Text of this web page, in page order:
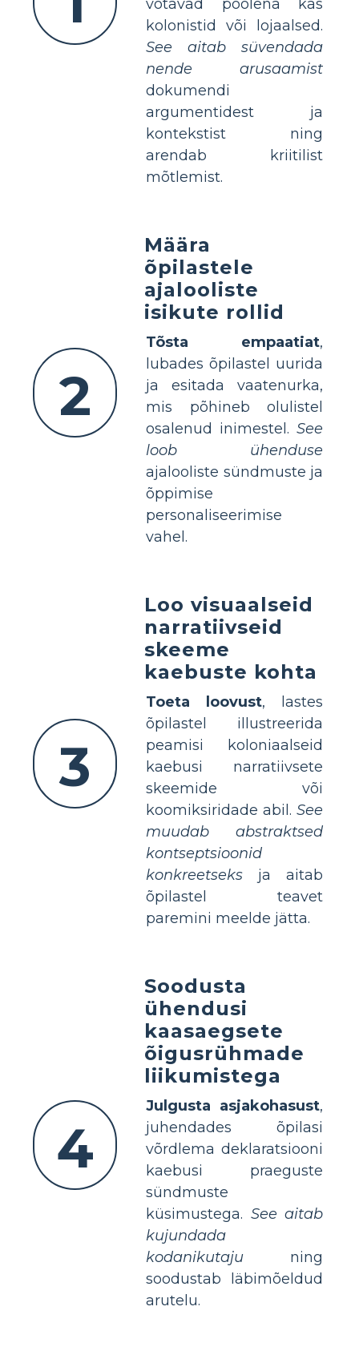
võtavad poolena kas
kolonistid või lojaalsed.
See aitab süvendada
nende arusaamist
dokumendi
argumentidest ja
kontekstist ning
arendab kriitilist
mõtlemist.
2
Määra
õpilastele
ajalooliste
isikute rollid
Tõsta empaatiat,
lubades õpilastel uurida
ja esitada vaatenurka,
mis põhineb olulistel
osalenud inimestel. See
loob ühenduse
ajalooliste sündmuste ja
õppimise
personaliseerimise
vahel.
3
Loo visuaalseid
narratiivseid
skeeme
kaebuste kohta
Toeta loovust, lastes
õpilastel illustreerida
peamisi koloniaalseid
kaebusi narratiivsete
skeemide või
koomiksiridade abil. See
muudab abstraktsed
kontseptsioonid
konkreetseks ja aitab
õpilastel teavet
paremini meelde jätta.
4
Soodusta
ühendusi
kaasaegsete
õigusrühmade
liikumistega
Julgusta asjakohasust,
juhendades õpilasi
võrdlema deklaratsiooni
kaebusi praeguste
sündmuste
küsimustega. See aitab
kujundada
kodanikutaju ning
soodustab läbimõeldud
arutelu.